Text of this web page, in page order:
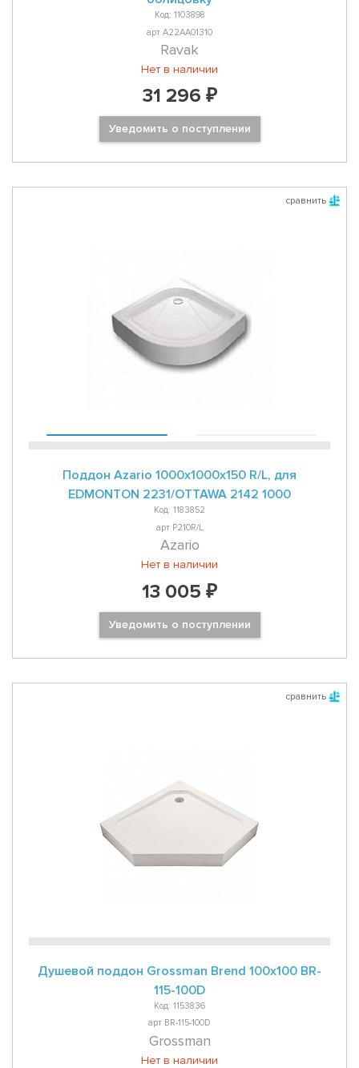
Код: 1103898
арт A22AA01310
Ravak
Нет в наличии
31 296 ₽
Уведомить о поступлении
сравнить
Поддон Azario 1000x1000x150 R/L, для
EDMONTON 2231/OTTAWA 2142 1000
Код: 1183852
арт P210R/L
Azario
Нет в наличии
13 005 ₽
Уведомить о поступлении
сравнить
Душевой поддон Grossman Brend 100x100 BR-
115-100D
Код: 1153836
арт BR-115-100D
Grossman
Нет в наличии